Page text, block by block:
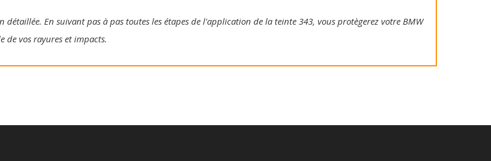
En suivant pas à pas toutes les étapes de l'application de la teinte 343, vous protègerez votre BMW
vos rayures et impacts.